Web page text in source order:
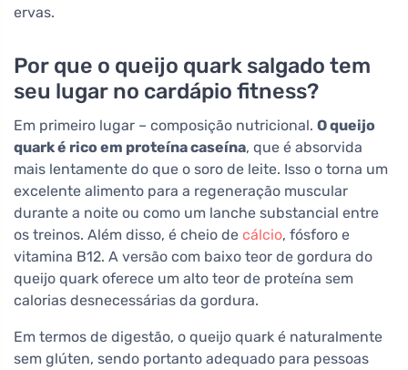
ervas.
Por que o queijo quark salgado tem
seu lugar no cardápio fitness?
Em primeiro lugar – composição nutricional. O queijo
quark é rico em proteína caseína, que é absorvida
mais lentamente do que o soro de leite. Isso o torna um
excelente alimento para a regeneração muscular
durante a noite ou como um lanche substancial entre
os treinos. Além disso, é cheio de cálcio, fósforo e
vitamina B12. A versão com baixo teor de gordura do
queijo quark oferece um alto teor de proteína sem
calorias desnecessárias da gordura.
Em termos de digestão, o queijo quark é naturalmente
sem glúten, sendo portanto adequado para pessoas